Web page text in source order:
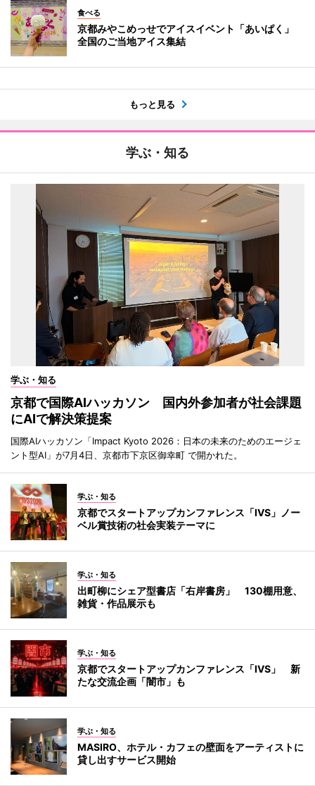
食べる
京都みやこめっせでアイスイベント「あいぱく」
全国のご当地アイス集結
もっと見る
学ぶ・知る
学ぶ・知る
京都で国際AIハッカソン 国内外参加者が社会課題
にAIで解決策提案
国際AIハッカソン「Impact Kyoto 2026：日本の未来のためのエージェ
ント型AI」が7月4日、京都市下京区御幸町 で開かれた。
学ぶ・知る
京都でスタートアップカンファレンス「IVS」ノー
ベル賞技術の社会実装テーマに
学ぶ・知る
出町柳にシェア型書店「右岸書房」 130棚用意、
雑貨・作品展示も
学ぶ・知る
京都でスタートアップカンファレンス「IVS」 新
たな交流企画「闇市」も
学ぶ・知る
MASIRO、ホテル・カフェの壁面をアーティストに
貸し出すサービス開始